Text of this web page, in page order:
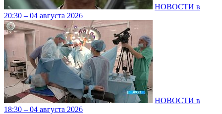
НОВОСТИ в
20:30 – 04 августа 2026
НОВОСТИ в
18:30 – 04 августа 2026